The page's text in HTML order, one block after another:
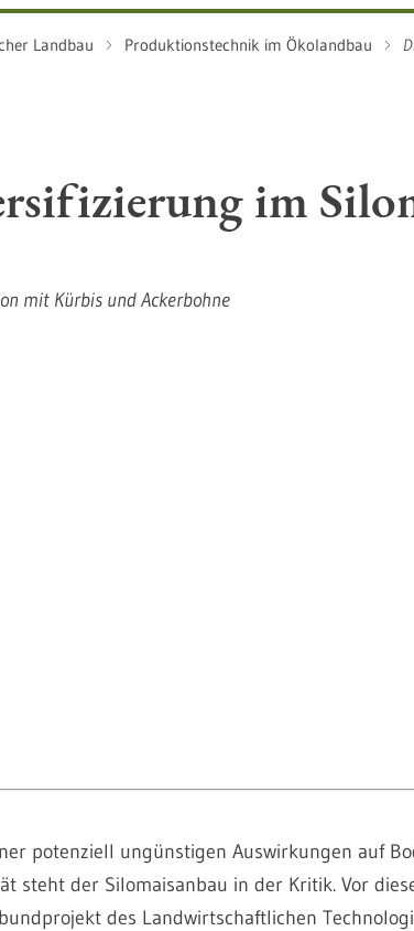
Landbau Produktionstechnik im Ökolandbau
im
potenziell ungünstigen Auswirkungen auf
steht der Silomaisanbau in der Kritik. Vor
des Landwirtschaftlichen